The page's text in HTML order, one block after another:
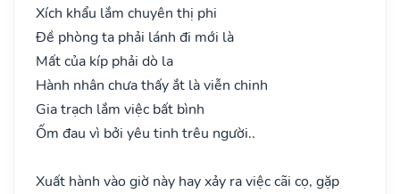
Xích khẩu lắm chuyên thị phi
Đề phòng ta phải lánh đi mới là
Mất của kíp phải dò la
Hành nhân chưa thấy ắt là viễn chinh
Gia trạch lắm việc bất bình
Ốm đau vì bởi yêu tinh trêu người..
Xuất hành vào giờ này hay xảy ra việc cãi cọ, gặp